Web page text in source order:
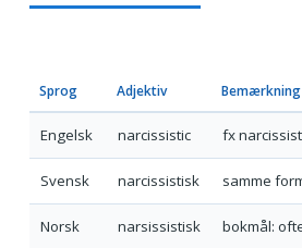
Sprog Adjektiv Bemærkning
Engelsk narcissistic fx
Svensk narcissistisk samme
Norsk narsissistisk bokmål: